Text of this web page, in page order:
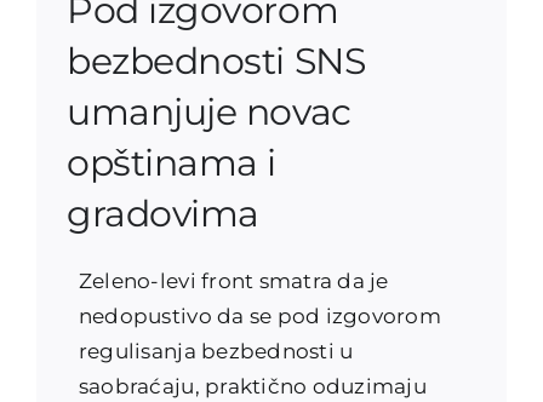
Pod izgovorom
bezbednosti SNS
umanjuje novac
opštinama i
gradovima
Zeleno-levi front smatra da je
nedopustivo da se pod izgovorom
regulisanja bezbednosti u
saobraćaju, praktično oduzimaju